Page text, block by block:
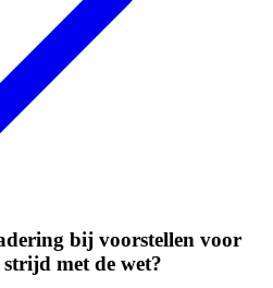
bij voorstellen voor
met de wet?